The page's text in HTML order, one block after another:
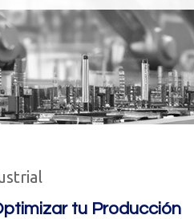
tu Producción